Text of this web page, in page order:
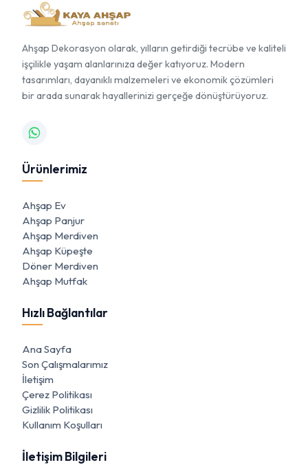
Ahşap Dekorasyon olarak, yılların getirdiği tecrübe ve kaliteli
işçilikle yaşam alanlarınıza değer katıyoruz. Modern
tasarımları, dayanıklı malzemeleri ve ekonomik çözümleri
bir arada sunarak hayallerinizi gerçeğe dönüştürüyoruz.
Ürünlerimiz
Ahşap Ev
Ahşap Panjur
Ahşap Merdiven
Ahşap Küpeşte
Döner Merdiven
Ahşap Mutfak
Hızlı Bağlantılar
Ana Sayfa
Son Çalışmalarımız
İletişim
Çerez Politikası
Gizlilik Politikası
Kullanım Koşulları
İletişim Bilgileri